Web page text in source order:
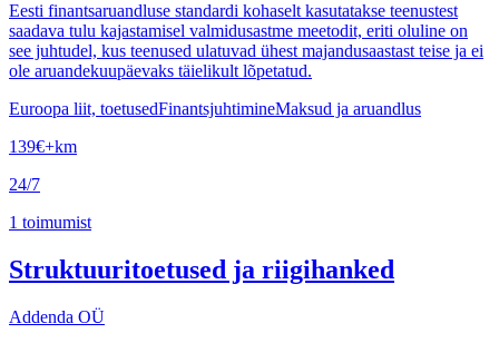
Eesti finantsaruandluse standardi kohaselt kasutatakse teenustest
saadava tulu kajastamisel valmidusastme meetodit, eriti oluline on
see juhtudel, kus teenused ulatuvad ühest majandusaastast teise ja ei
ole aruandekuupäevaks täielikult lõpetatud.
Euroopa liit, toetusedFinantsjuhtimineMaksud ja aruandlus
139€+km
24/7
1 toimumist
Struktuuritoetused ja riigihanked
Addenda OÜ